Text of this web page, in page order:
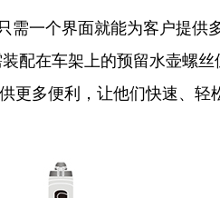
需一个界面就能为客户提供
配在车架上的预留水壶螺丝
更多便利，让他们快速、轻